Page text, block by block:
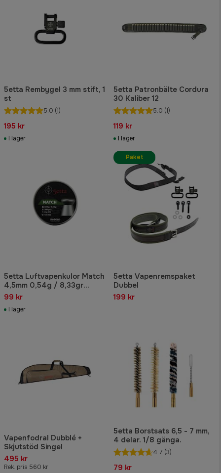
5etta Rembygel 3 mm stift, 1
st
5.0 (1)
195 kr
I lager
5etta Patronbälte Cordura
30 Kaliber 12
5.0 (1)
119 kr
I lager
5etta Luftvapenkulor Match
4,5mm 0,54g / 8,33gr
500pcs
99 kr
I lager
5etta Vapenremspaket
Dubbel
199 kr
Paket
Vapenfodral Dubblé +
Skjutstöd Singel
495 kr
Rek. pris 560 kr
5etta Borstsats 6,5 - 7 mm,
4 delar. 1/8 gänga.
4.7 (3)
79 kr